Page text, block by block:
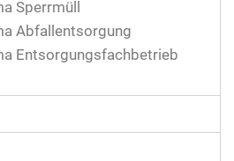
Sperrmüll
Abfallentsorgung
Entsorgungsfachbetrieb